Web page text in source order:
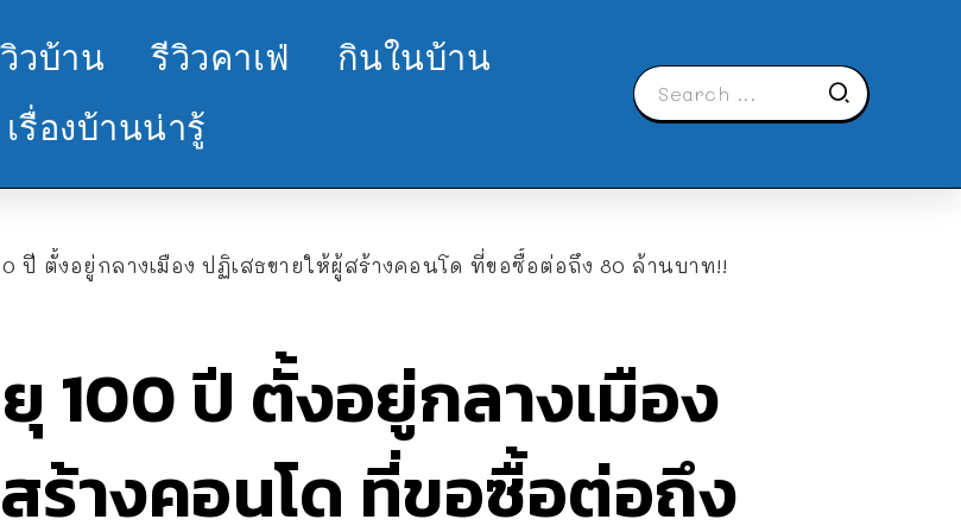
วบ้าน รีวิวคาเฟ่
กินในบ้าน
เรื่องบ้านน่ารู้
ปี ตั้งอยู่กลางเมือง ปฏิเสธขายให้ผู้สร้างคอนโด ที่ขอซื้อต่อถึง 80 ล้านบาท!!
100 ปี ตั้งอยู่กลางเมือง
ร้างคอนโด ที่ขอซื้อต่อถึง